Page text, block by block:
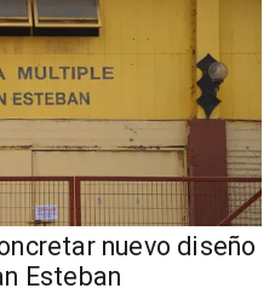
nuevo diseño
Esteban